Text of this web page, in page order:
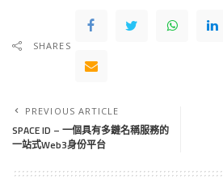
SHARES
PREVIOUS ARTICLE
SPACE ID – 一個具有多鏈名稱服務的
一站式Web3身份平台